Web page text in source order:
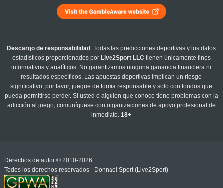
Descargo de responsabilidad : Todas las predicciones deportivas y los datos
estadísticos proporcionados por Live2Sport LLC tienen únicamente fines
informativos y analíticos. No garantizamos ninguna ganancia financiera ni
resultados específicos. Las apuestas deportivas implican un riesgo
significativo; por favor, juegue de forma responsable y solo con fondos que
pueda permitirse perder. Si usted o alguien que conoce tiene problemas con la
adicción al juego, comuníquese con organizaciones de apoyo profesional de
inmediato.18+
Derechos de autor © 2010-2026
Todos los derechos reservados - Donnael Sport (Live2Sport)